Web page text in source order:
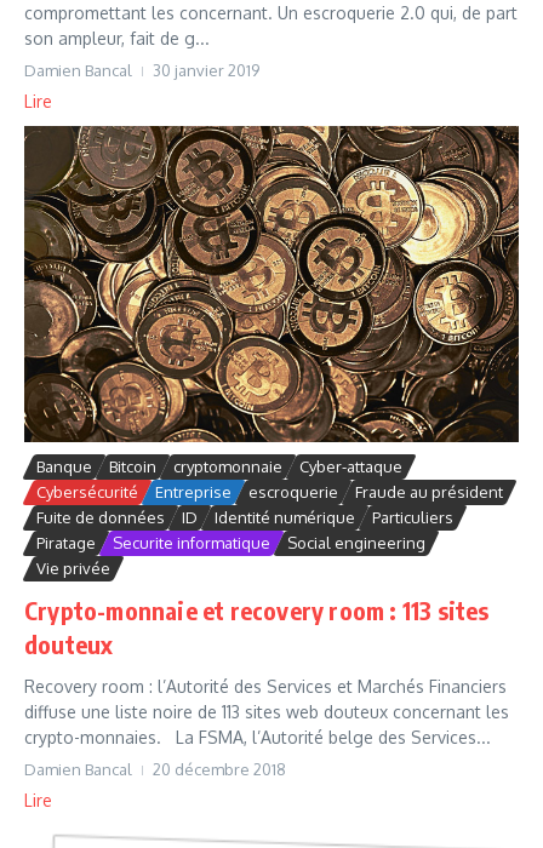
compromettant les concernant. Un escroquerie 2.0 qui, de part
son ampleur, fait de g...
Damien Bancal 30 janvier 2019
Lire
Banque Bitcoin cryptomonnaie
Cyber-attaque
Cybersécurité
Entreprise escroquerie
Fraude au président
Fuite de données
ID Identité numérique
Particuliers
Piratage
Securite informatique
Social engineering
Vie privée
Crypto-monnaie et recovery room : 113 sites
douteux
Recovery room : l’Autorité des Services et Marchés Financiers
diffuse une liste noire de 113 sites web douteux concernant les
crypto-monnaies. La FSMA, l’Autorité belge des Services...
Damien Bancal 20 décembre 2018
Lire